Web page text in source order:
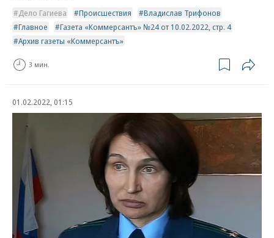
Дело Гагиева Происшествия
Владислав Трифонов
Главное
Газета «Коммерсантъ» №24 от 10.02.2022, стр. 4
Архив газеты «Коммерсантъ»
3 мин.
01.02.2022, 01:15